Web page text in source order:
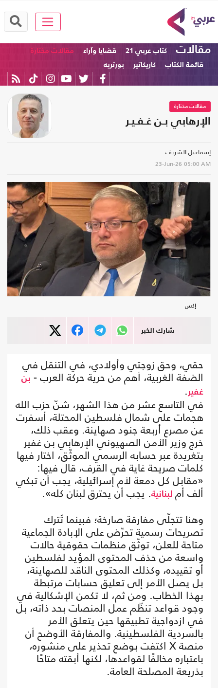
مقالات كتاب عربي 21 قضايا وآراء
مقالات مختارة
قائمة الكتاب
كاريكاتير بورتريه
مقالات مختارة
الإرهابي بـن غـفـيـر
إسماعيل الشريف
23-Jun-26 05:00 AM
إكس
شارك الخبر
حقي، وحق زوجتي وأولادي، في التنقل في
الضفة الغربية، أهم من حرية حركة العرب - بن
غفير .
في التاسع عشر من هذا الشهر، شنّ حزب الله
هجمات على شمال فلسطين المحتلة، أسفرت
عن مصرع أربعة جنود صهاينة. وعقب ذلك،
خرج وزير الأمن الصهيوني الإرهابي بن غفير
بتغريدة عبر حسابه الرسمي الموثّق، اختار فيها
كلمات صريحة غاية في القرف، قال فيها:
«مقابل كل دمعة لأم إسرائيلية، يجب أن تبكي
ألف أم لبنانية. يجب أن يحترق لبنان كله».
وهنا تتجلّى مفارقة صارخة؛ فبينما تُترك
تصريحات رسمية تحرّض على الإبادة الجماعية
متاحة للعلن، توثّق منظمات حقوقية حالات
واسعة من حذف المحتوى المؤيد لفلسطين
أو تقييده، وكذلك المحتوى الناقد للصهاينة،
بل يصل الأمر إلى تعليق حسابات مرتبطة
بهذا الخطاب. ومن ثم، لا تكمن الإشكالية في
وجود قواعد تنظّم عمل المنصات بحد ذاته، بل
في ازدواجية تطبيقها حين يتعلق الأمر
بالسردية الفلسطينية. والمفارقة الأوضح أن
منصة X اكتفت بوضع تحذير على منشوره،
باعتباره مخالفًا لقواعدها، لكنها أبقته متاحًا
بذريعة المصلحة العامة.